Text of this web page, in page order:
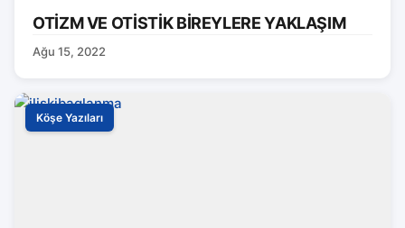
OTİZM VE OTİSTİK BİREYLERE YAKLAŞIM
Ağu 15, 2022
Köşe Yazıları